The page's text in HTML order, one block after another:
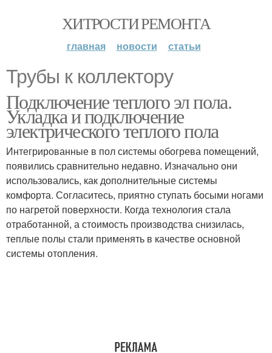
ХИТРОСТИ РЕМОНТА
главная новости статьи
Трубы к коллектору
Подключение теплого эл пола.
Укладка и подключение
электрического теплого пола
Интегрированные в пол системы обогрева помещений,
появились сравнительно недавно. Изначально они
использовались, как дополнительные системы
комфорта. Согласитесь, приятно ступать босыми ногами
по нагретой поверхности. Когда технология стала
отработанной, а стоимость производства снизилась,
теплые полы стали применять в качестве основной
системы отопления.